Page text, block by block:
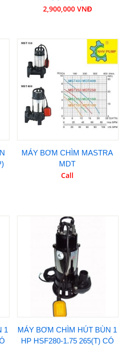
2,900,000 VNĐ
MÁY BƠM CHÌM MASTRA
MDT
Call
1
MÁY BƠM CHÌM HÚT BÙN 1
HP HSF280-1.75 265(T) CÓ